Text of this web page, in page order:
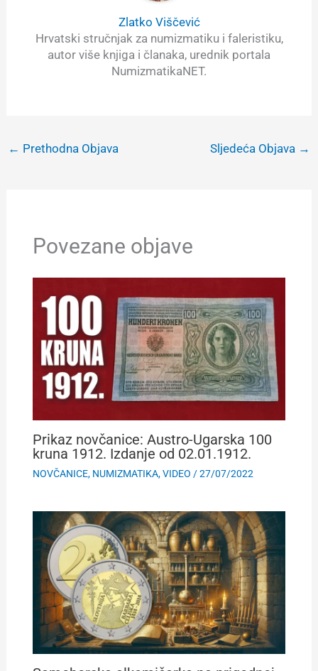
Zlatko Viščević
Hrvatski stručnjak za numizmatiku i faleristiku,
autor više knjiga i članaka, urednik portala
NumizmatikaNET.
← Prethodna Objava Sljedeća Objava →
Povezane objave
Prikaz novčanice: Austro-Ugarska 100
kruna 1912. Izdanje od 02.01.1912.
NOVČANICE, NUMIZMATIKA,VIDEO /27/07/2022